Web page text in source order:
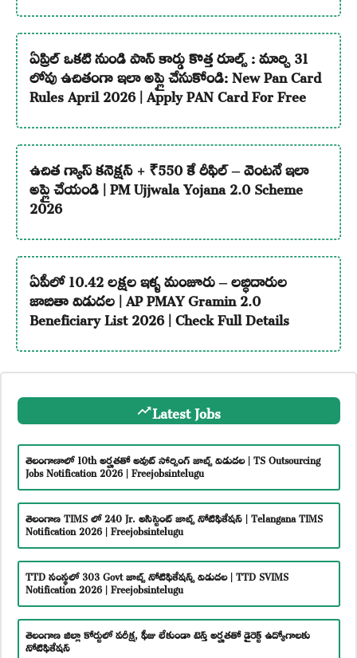
ఏప్రిల్ ఒకటి నుండి పాన్ కార్డు కొత్త రూల్స్ : మార్చి 31
లోపు ఉచితంగా ఇలా అప్లై చేసుకోండి: New Pan Card
Rules April 2026 | Apply PAN Card For Free
ఉచిత గ్యాస్ కనెక్షన్ + ₹550 కే రీఫిల్ – వెంటనే ఇలా
అప్లై చేయండి | PM Ujjwala Yojana 2.0 Scheme
2026
ఏపీలో 10.42 లక్షల ఇళ్ళ మంజూరు – లబ్ధిదారుల
జాబితా విడుదల | AP PMAY Gramin 2.0
Beneficiary List 2026 | Check Full Details
Latest Jobs
తెలంగాణాలో 10th అర్హతతో అవుట్ సోర్సింగ్ జాబ్స్ విడుదల | TS Outsourcing
Jobs Notification 2026 | Freejobsintelugu
తెలంగాణ TIMS లో 240 Jr. అసిస్టెంట్ జాబ్స్ నోటిఫికేషన్ | Telangana TIMS
Notification 2026 | Freejobsintelugu
TTD సంస్థలో 303 Govt జాబ్స్ నోటిఫికేషన్స్ విడుదల | TTD SVIMS
Notification 2026 | Freejobsintelugu
తెలంగాణ జిల్లా కోర్టులో పరీక్ష, ఫీజు లేకుండా టెన్త్ అర్హతతో డైరెక్ట్ ఉద్యోగాలకు
నోటిఫికేషన్